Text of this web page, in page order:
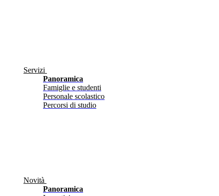
Servizi
Panoramica
Famiglie e studenti
Personale scolastico
Percorsi di studio
Novità
Panoramica